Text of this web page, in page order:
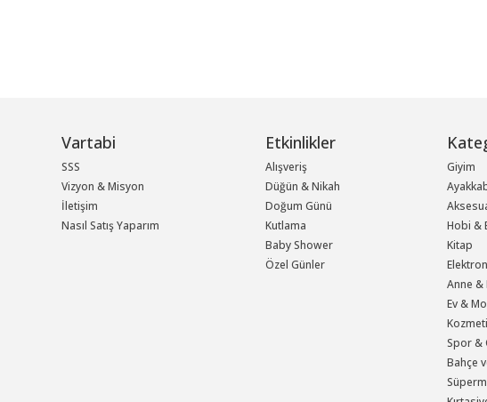
Vartabi
SSS
Vizyon & Misyon
İletişim
Nasıl Satış Yaparım
Etkinlikler
Alışveriş
Düğün & Nikah
Doğum Günü
Kutlama
Baby Shower
Özel Günler
Giyim
Hobi &
Kitap
Anne &
Ev &
Spor &
Bahçe